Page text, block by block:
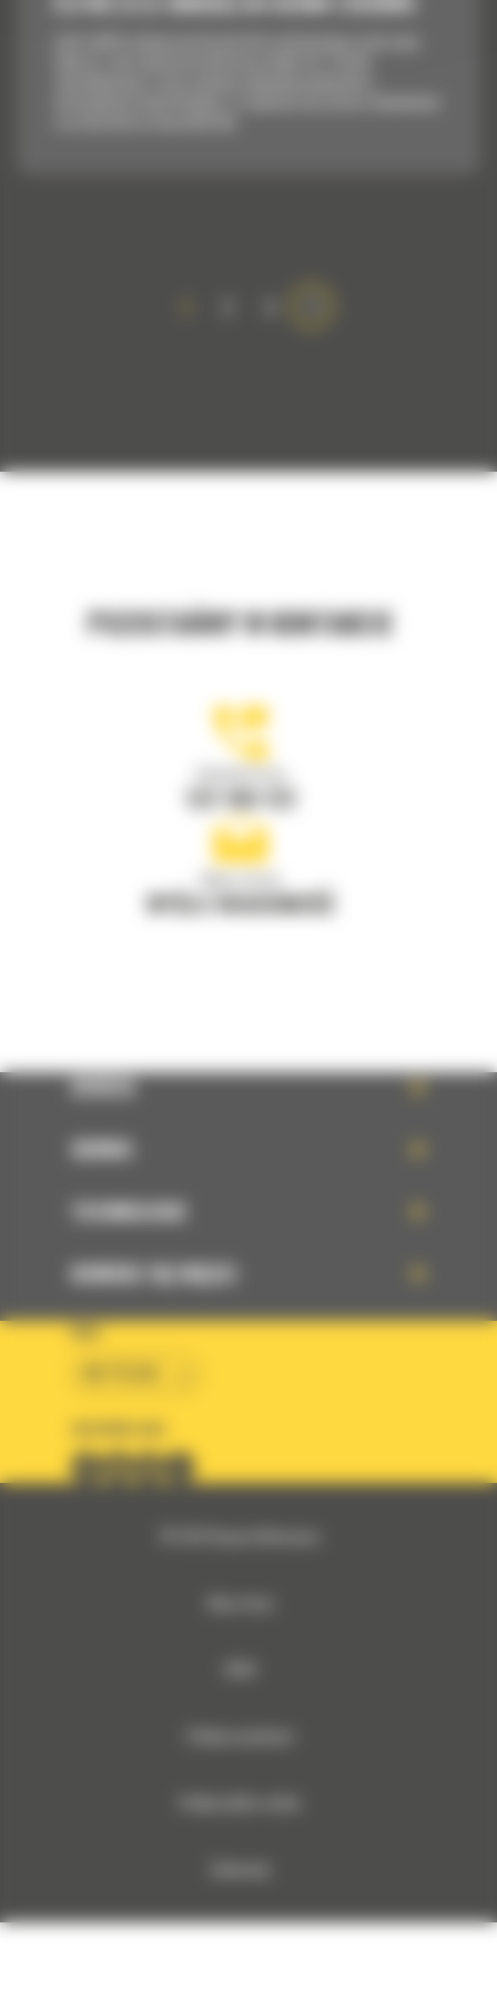
POZOSTAŃMY W KONTAKCIE
Zadzwoń do nas
122 100 122
Napisz do nas
WYŚLIJ WIADOMOŚĆ
OFERTA
SERWIS
TECHNOLOGIE
DOWIEDZ SIĘ WIĘCEJ
KRAJ